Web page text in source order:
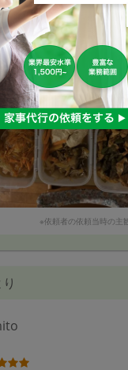
プより食べやすいのかもしれ
しております！
※依頼者の依頼当時の主